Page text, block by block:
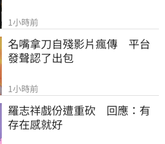
1小時前
名嘴拿刀自殘影片瘋傳　平台
發聲認了出包
1小時前
羅志祥戲份遭重砍　回應：有
存在感就好